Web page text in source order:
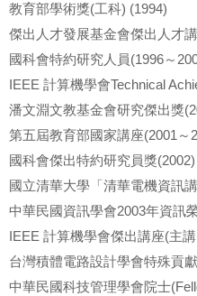
教育部學術獎(工科) (1994)
傑出人才發展基金會傑出人才
國科會特約研究人員(1996～
IEEE 計算機學會Technical
潘文淵文教基金會研究傑出獎
第五屆教育部國家講座(2001～
國科會傑出特約研究員獎(2002)
國立清華大學「清華電機資訊
中華民國資訊學會2003年資訊
IEEE 計算機學會傑出講座(主
台灣積體電路設計學會特殊貢
中華民國科技管理學會院士